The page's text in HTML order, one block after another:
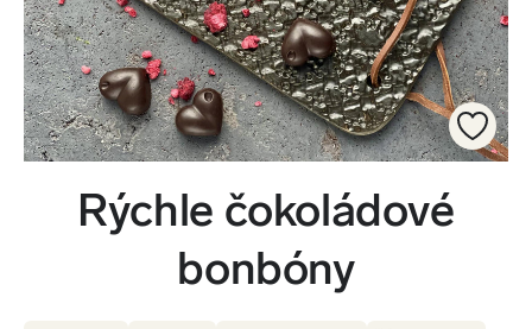
Rýchle čokoládové
bonbóny